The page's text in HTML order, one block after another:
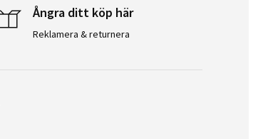
Ångra ditt köp här
Reklamera & returnera